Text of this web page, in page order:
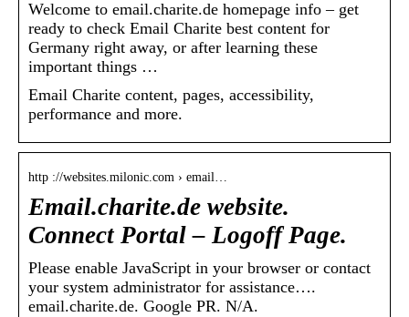
Welcome to email.charite.de homepage info – get
ready to check Email Charite best content for
Germany right away, or after learning these
important things …
Email Charite content, pages, accessibility,
performance and more.
http ://websites.milonic.com › email…
Email.charite.de website.
Connect Portal – Logoff Page.
Please enable JavaScript in your browser or contact
your system administrator for assistance….
email.charite.de. Google PR. N/A.